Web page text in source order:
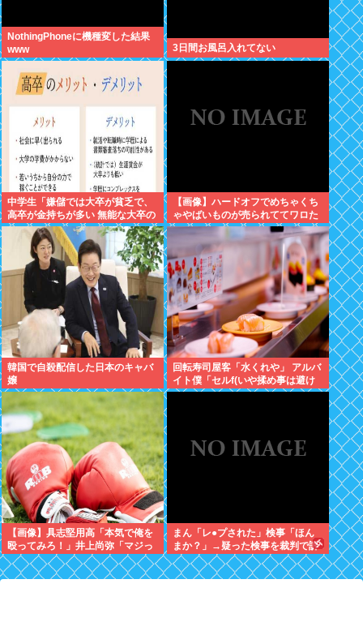
NothingPhoneに機種変した結果
www
3日間お風呂入れてない
中学生「嫌儲では大卒が貧乏で、
高卒が金持ちが多い 無能な大卒の
集まりw」エックスで一万いいね
【画像】ハードオフでめちゃくち
ゃやばいものが売られててワロた
www
韓国で自殺配信した日本のキャバ
嬢
回転寿司屋客「水くれや」 アルバ
イト僕「セルf(いや揉め事は避け
よう)」→結果ｗｗ
【画像】具志堅用高「本気で俺を
殴ってみろ！」井上尚弥「マジっ
すか…わかりました…！！」⇒！
まん「レ●プされた」検事「ほん
まか？」→疑った検事を裁判で訴
える